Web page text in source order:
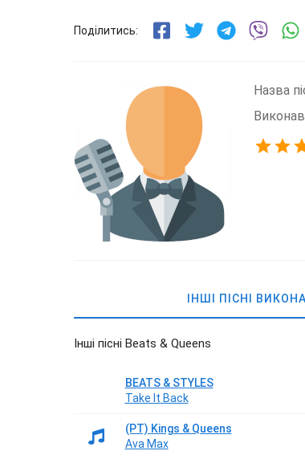
Поділитись:
Назва
ІНШІ ПІСНІ
Інші пісні Beats & Queens
BEATS & STYLES
Take It Back
(РТ) Kings & Queens
Ava Max